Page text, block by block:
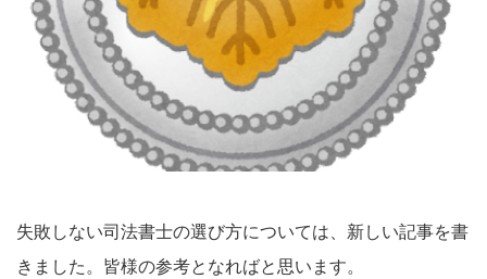
失敗しない司法書士の選び方については、新しい記事を書
きました。皆様の参考となればと思います。